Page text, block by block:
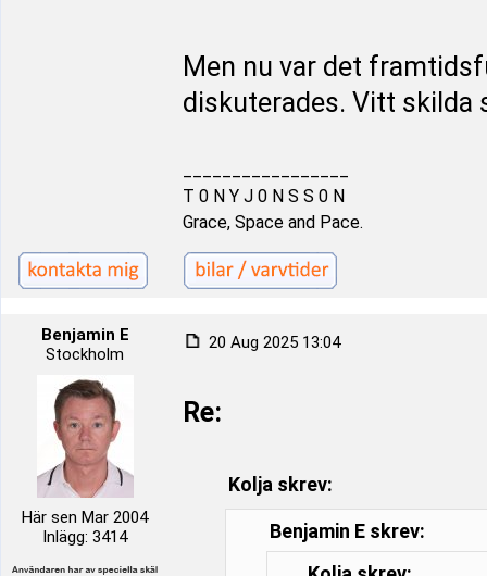
Men nu var det
diskuterades. Vitt skilda
T 0 N Y J 0 N S S 0 N
Grace, Space and Pace.
Benjamin E
Stockholm
Här sen Mar 2004
Inlägg: 3414
20 Aug 2025 13:04
Re:
Kolja skrev:
Benjamin E skrev: